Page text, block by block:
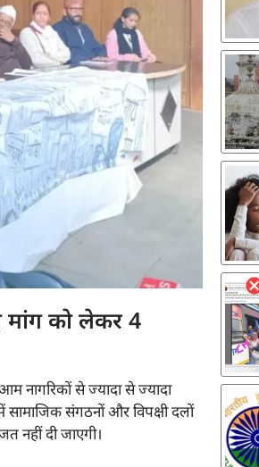
मांग को लेकर 4
नागरिकों से ज्यादा से ज्यादा
संगठनों और विपक्षी दलों
नहीं दी जाएगी।